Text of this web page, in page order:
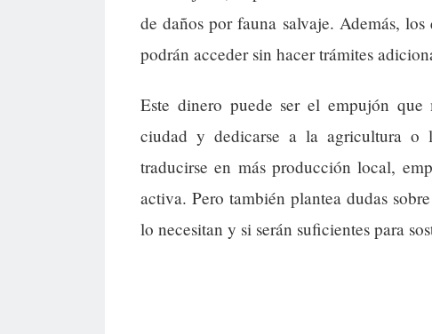
de daños por fauna salvaje. Además,
podrán acceder sin hacer trámites
Este dinero puede ser el empujón
ciudad y dedicarse a la agricultura o
traducirse en más producción local,
activa. Pero también plantea dudas
lo necesitan y si serán suficientes para